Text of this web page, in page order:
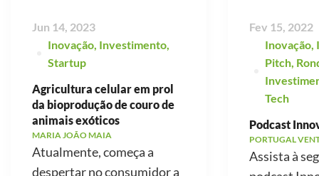
Jun 14, 2023
Inovação Investimento
Startup
Agricultura celular em prol
da bioprodução de couro de
animais exóticos
MARIA JOÃO MAIA
Atualmente, começa a
despertar no consumidor a
Fev 15, 2022
Inovação
Pitch
Tech
Podcast
PORTUGAL
Assista à